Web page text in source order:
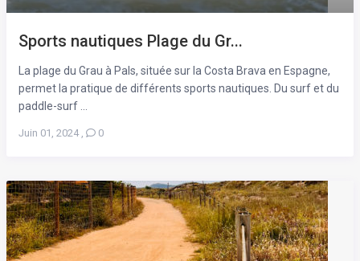
Sports nautiques Plage du Gr...
La plage du Grau à Pals, située sur la Costa Brava en Espagne,
permet la pratique de différents sports nautiques. Du surf et du
paddle-surf ...
Juin 01, 2024, 0